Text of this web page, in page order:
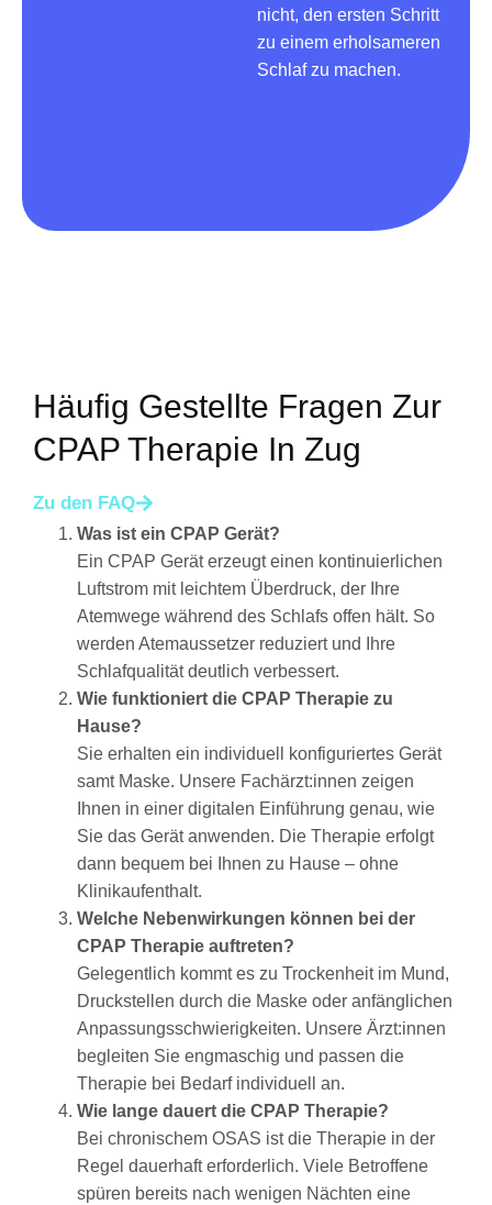
nicht, den ersten Schritt
zu einem erholsameren
Schlaf zu machen.
Häufig Gestellte Fragen Zur
CPAP Therapie In Zug
Zu den FAQ
Was ist ein CPAP Gerät?
Ein CPAP Gerät erzeugt einen kontinuierlichen
Luftstrom mit leichtem Überdruck, der Ihre
Atemwege während des Schlafs offen hält. So
werden Atemaussetzer reduziert und Ihre
Schlafqualität deutlich verbessert.
Wie funktioniert die CPAP Therapie zu
Hause?
Sie erhalten ein individuell konfiguriertes Gerät
samt Maske. Unsere Fachärzt:innen zeigen
Ihnen in einer digitalen Einführung genau, wie
Sie das Gerät anwenden. Die Therapie erfolgt
dann bequem bei Ihnen zu Hause – ohne
Klinikaufenthalt.
Welche Nebenwirkungen können bei der
CPAP Therapie auftreten?
Gelegentlich kommt es zu Trockenheit im Mund,
Druckstellen durch die Maske oder anfänglichen
Anpassungsschwierigkeiten. Unsere Ärzt:innen
begleiten Sie engmaschig und passen die
Therapie bei Bedarf individuell an.
Wie lange dauert die CPAP Therapie?
Bei chronischem OSAS ist die Therapie in der
Regel dauerhaft erforderlich. Viele Betroffene
spüren bereits nach wenigen Nächten eine